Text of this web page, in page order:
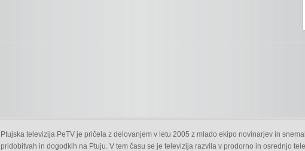
Ptujska televizija PeTV je pričela z delovanjem v letu 2005 z mlado ekipo novinarjev in
pridobitvah in dogodkih na Ptuju. V tem času se je televizija razvila v prodorno in osrednjo